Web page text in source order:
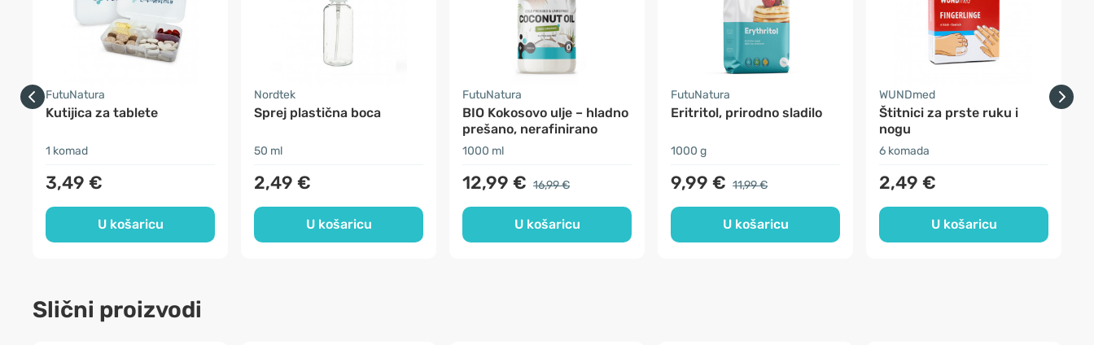
FutuNatura
Kutijica za tablete
1 komad
3,49 €
U košaricu
Nordtek
Sprej plastična boca
50 ml
2,49 €
U košaricu
FutuNatura
BIO Kokosovo ulje – hladno
prešano, nerafinirano
1000 ml
12,99 € 16,99 €
U košaricu
FutuNatura
Eritritol, prirodno sladilo
1000 g
9,99 € 11,99 €
U košaricu
WUNDmed
Štitnici za prste ruku i
nogu
6 komada
2,49 €
U košaricu
Slični proizvodi